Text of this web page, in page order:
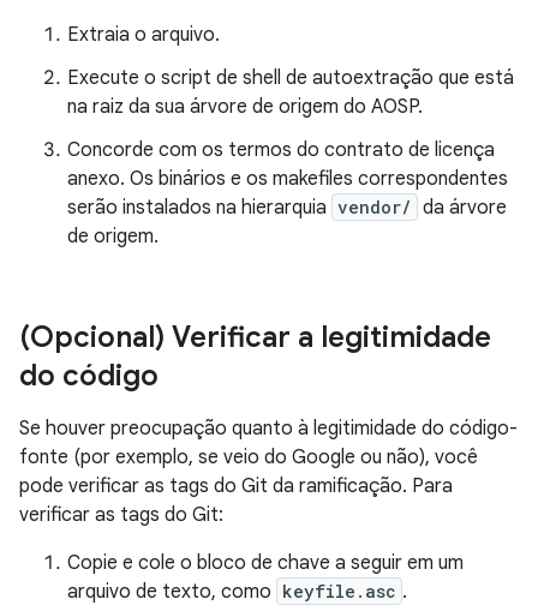
Extraia o arquivo.
Execute o script de shell de autoextração que está
na raiz da sua árvore de origem do AOSP.
Concorde com os termos do contrato de licença
anexo. Os binários e os makefiles correspondentes
serão instalados na hierarquia vendor/ da árvore
de origem.
(Opcional) Verificar a legitimidade
do código
Se houver preocupação quanto à legitimidade do código-
fonte (por exemplo, se veio do Google ou não), você
pode verificar as tags do Git da ramificação. Para
verificar as tags do Git:
Copie e cole o bloco de chave a seguir em um
arquivo de texto, como keyfile.asc .